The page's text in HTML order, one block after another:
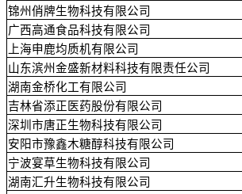
锦州俏牌生物科技有限公司
广西高通食品科技有限公司
上海申鹿均质机有限公司
山东滨州金盛新材料科技有限责任公司
湖南金桥化工有限公司
吉林省添正医药股份有限公司
深圳市唐正生物科技有限公司
安阳市豫鑫木糖醇科技有限公司
宁波宴草生物科技有限公司
湖南汇升生物科技有限公司